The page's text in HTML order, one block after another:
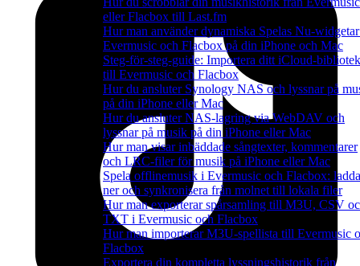
eller Flacbox till Last.fm
Hur man använder dynamiska Spelas Nu-
Evermusic och Flacbox på din iPhone och Mac
Steg-för-steg-guide: Importera ditt iCloud-bibliotek
till Evermusic och Flacbox
Hur du ansluter Synology NAS och lyssnar på
på din iPhone eller Mac
Hur du ansluter NAS-lagring via WebDAV och
lyssnar på musik på din iPhone eller Mac
Hur man visar inbäddade sångtexter, kommentarer
och LRC-filer för musik på iPhone eller Mac
Spela offlinemusik i Evermusic och Flacbox: ladda
ner och synkronisera från molnet till lokala filer
Hur man exporterar spårsamling till M3U, CSV
TXT i Evermusic och Flacbox
Hur man importerar M3U-spellista till Evermusic
Flacbox
Exportera din kompletta lyssningshistorik från